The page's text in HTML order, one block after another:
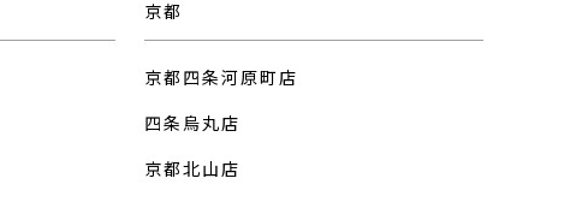
京都
京都四条河原町店
四条烏丸店
京都北山店